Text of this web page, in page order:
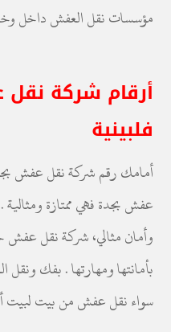
مؤسسات نقل العفش داخل
أرقام شركة
فلبينية
أمامك رقم شركة نقل عفش
عفش بجدة فهي ممتازة
وأمان مثالي، شركة نقل عفش
بأمانتها ومهارتها . بفك
سواء نقل عفش من بيت لبيت